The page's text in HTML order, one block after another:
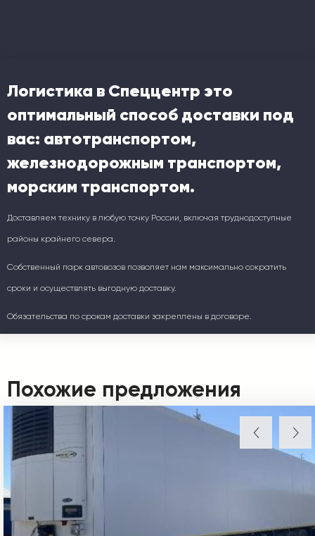
Логистика в Спеццентр это
оптимальный способ доставки под
вас: автотранспортом,
железнодорожным транспортом,
морским транспортом.
Доставляем технику в любую точку России, включая труднодоступные
районы крайнего севера.
Собственный парк автовозов позволяет нам максимально сократить
сроки и осуществлять выгодную доставку.
Обязательства по срокам доставки закреплены в договоре.
Похожие предложения